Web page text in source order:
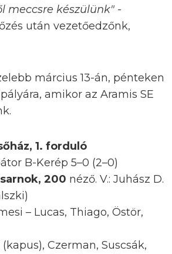
meccsre készülünk" -
után vezetőedzőnk,
március 13-án, pénteken
amikor az Aramis SE
1. forduló
B-Kerép 5–0 (2–0)
200 néző. V.: Juhász D.
– Lucas, Thiago, Östör,
Czerman, Suscsák,